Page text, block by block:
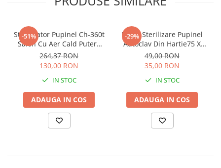
-51%
Sterilizator Pupinel Ch-360t
Salon Cu Aer Cald Putere
300w + 10 pungi sterilizare
264,37 RON
130,00 RON
IN STOC
ADAUGA IN COS
-29%
Pungi Sterilizare Pupinel
Autoclav Din Hartie75 X
150mm Set 100 Buc
49,00 RON
35,00 RON
IN STOC
ADAUGA IN COS